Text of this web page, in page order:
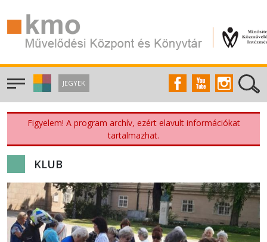
JEGYEK
Figyelem! A program archív, ezért elavult információkat
tartalmazhat.
KLUB